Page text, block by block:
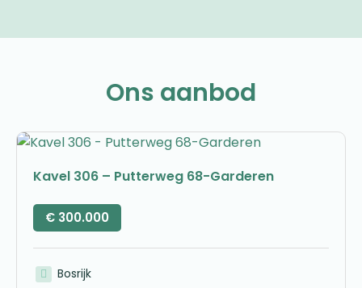
Ons aanbod
Kavel 306 – Putterweg 68-Garderen
€ 300.000
Bosrijk